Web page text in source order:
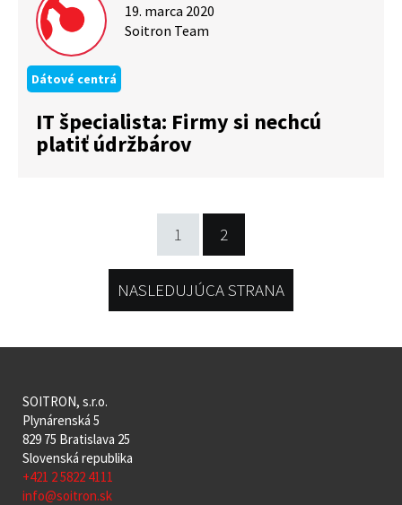
19. marca 2020
Soitron Team
Dátové centrá
IT špecialista: Firmy si nechcú
platiť údržbárov
1 2
NASLEDUJÚCA STRANA
SOITRON, s.r.o.
Plynárenská 5
829 75 Bratislava 25
Slovenská republika
+421 2 5822 4111
info@soitron.sk